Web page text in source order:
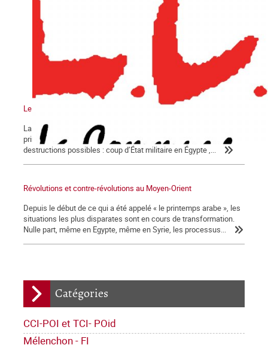
Catégories
CCI-POI et TCI- POid
Mélenchon - FI
Le martyre des peuples syrien et yéménite !
La chaine des révolutions initiée en 2010 sous le nom de «
printemps arabes » a fait l’objet de toutes les tentatives de
destructions possibles : coup d’État militaire en Égypte ,...
Révolutions et contre-révolutions au Moyen-Orient
Depuis le début de ce qui a été appelé « le printemps arabe », les
situations les plus disparates sont en cours de transformation.
Nulle part, même en Egypte, même en Syrie, les processus...